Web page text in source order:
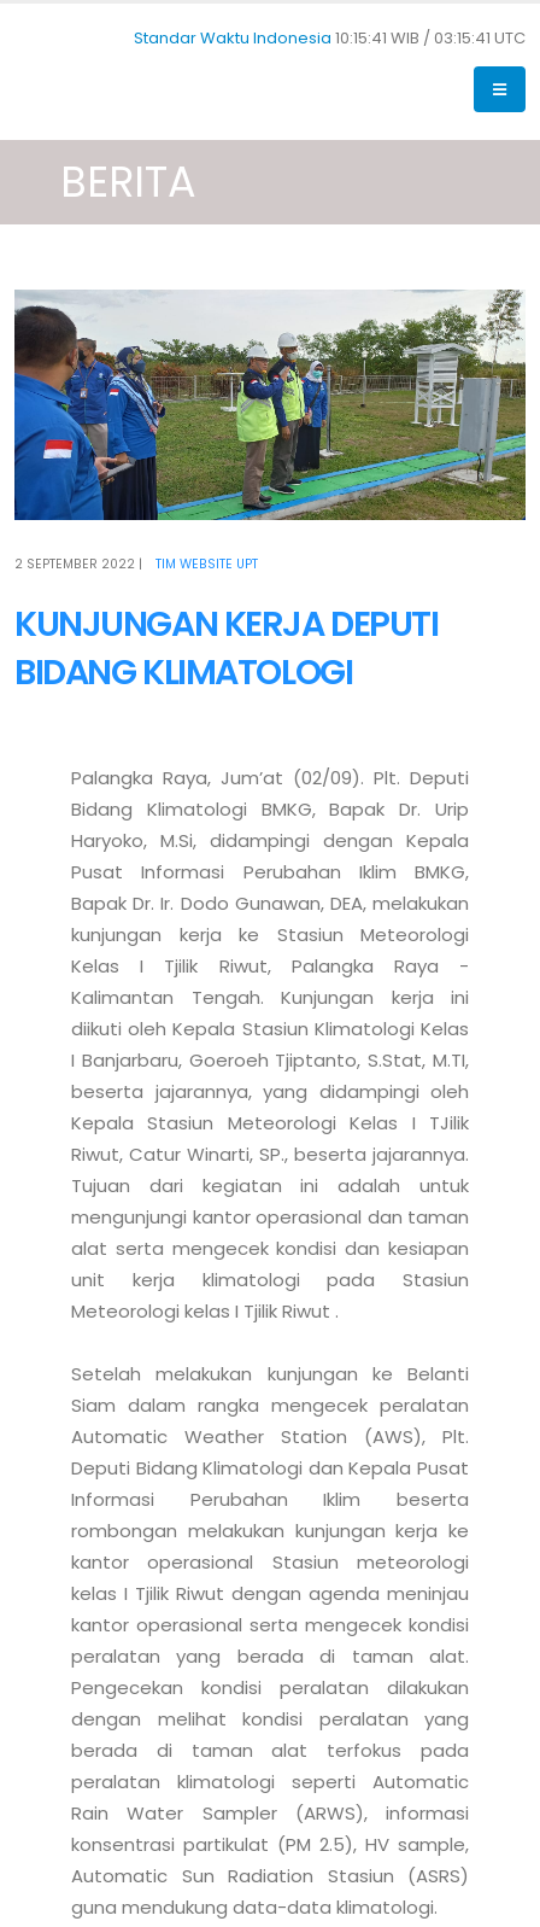
Standar Waktu Indonesia10:15:42 WIB /03:15:42 UTC
BERITA
2 SEPTEMBER 2022 | TIM WEBSITE UPT
KUNJUNGAN KERJA DEPUTI
BIDANG KLIMATOLOGI
Palangka Raya, Jum’at (02/09). Plt. Deputi
Bidang Klimatologi BMKG, Bapak Dr. Urip
Haryoko, M.Si, didampingi dengan Kepala
Pusat Informasi Perubahan Iklim BMKG,
Bapak Dr. Ir. Dodo Gunawan, DEA, melakukan
kunjungan kerja ke Stasiun Meteorologi
Kelas I Tjilik Riwut, Palangka Raya -
Kalimantan Tengah. Kunjungan kerja ini
diikuti oleh Kepala Stasiun Klimatologi Kelas
I Banjarbaru, Goeroeh Tjiptanto, S.Stat, M.TI,
beserta jajarannya, yang didampingi oleh
Kepala Stasiun Meteorologi Kelas I TJilik
Riwut, Catur Winarti, SP., beserta jajarannya.
Tujuan dari kegiatan ini adalah untuk
mengunjungi kantor operasional dan taman
alat serta mengecek kondisi dan kesiapan
unit kerja klimatologi pada Stasiun
Meteorologi kelas I Tjilik Riwut .
Setelah melakukan kunjungan ke Belanti
Siam dalam rangka mengecek peralatan
Automatic Weather Station (AWS), Plt.
Deputi Bidang Klimatologi dan Kepala Pusat
Informasi Perubahan Iklim beserta
rombongan melakukan kunjungan kerja ke
kantor operasional Stasiun meteorologi
kelas I Tjilik Riwut dengan agenda meninjau
kantor operasional serta mengecek kondisi
peralatan yang berada di taman alat.
Pengecekan kondisi peralatan dilakukan
dengan melihat kondisi peralatan yang
berada di taman alat terfokus pada
peralatan klimatologi seperti Automatic
Rain Water Sampler (ARWS), informasi
konsentrasi partikulat (PM 2.5), HV sample,
Automatic Sun Radiation Stasiun (ASRS)
guna mendukung data-data klimatologi.